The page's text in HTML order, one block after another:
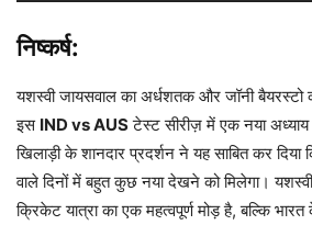
निष्कर्ष:
यशस्वी जायसवाल का अर्धशतक और जॉनी बैयरस्टो
इस IND vs AUSटेस्ट सीरीज़ में एक नया
खिलाड़ी के शानदार प्रदर्शन ने यह साबित कर
वाले दिनों में बहुत कुछ नया देखने को मिलेगा।
क्रिकेट यात्रा का एक महत्वपूर्ण मोड़ है, बल्कि